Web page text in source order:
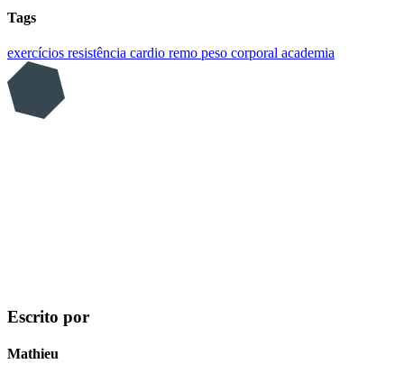
Tags
exercícios resistência cardio remo peso corporal academia
Escrito por
Mathieu